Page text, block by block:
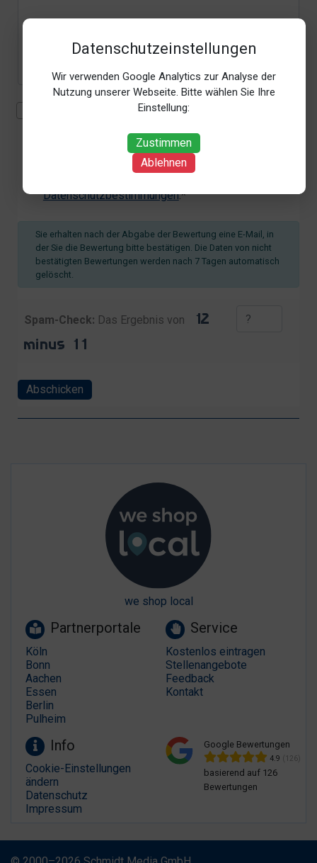
Datenschutzeinstellungen
Wir verwenden Google Analytics zur Analyse der
Nutzung unserer Webseite. Bitte wählen Sie Ihre
Einstellung:
Zustimmen
Ablehnen
Mit der Erhebung, Verarbeitung und Nutzung meiner
Uhrzeit der Bewertungsabgabe, Referrer-URL) zum
Zweck der Bewertung erkläre ich mich
Datenschutzbestimmungen.*
Sie erhalten nach der Abgabe der Bewertung eine E-Mail, in
der Sie die Bewertung bitte bestätigen. Die Daten von nicht
bestätigten Bewertungen werden nach 7 Tagen automatisch
gelöscht.
Spam-Check: Das Ergebnis von
Abschicken
we shop local
Partnerportale
Köln
Bonn
Aachen
Essen
Berlin
Pulheim
Service
Kostenlos eintragen
Stellenangebote
Feedback
Kontakt
Info
Cookie-Einstellungen
ändern
Datenschutz
Impressum
Google Bewertungen
4.9 (126)
basierend auf 126
Bewertungen